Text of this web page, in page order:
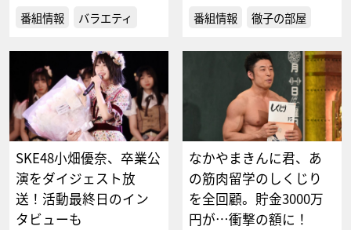
番組情報 バラエティ 番組情報 徹子の部屋
SKE48小畑優奈、卒業公
演をダイジェスト放
送！活動最終日のイン
タビューも
なかやまきんに君、あ
の筋肉留学のしくじり
を全回顧。貯金3000万
円が…衝撃の額に！